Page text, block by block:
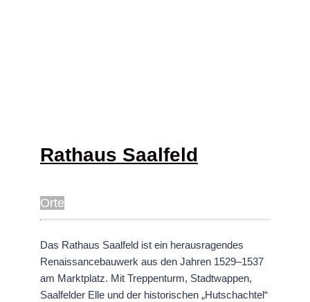
Rathaus Saalfeld
Orte
Das Rathaus Saalfeld ist ein herausragendes
Renaissancebauwerk aus den Jahren 1529–1537
am Marktplatz. Mit Treppenturm, Stadtwappen,
Saalfelder Elle und der historischen „Hutschachtel“